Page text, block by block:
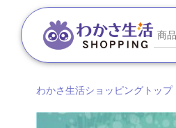
わかさ生活ショッピングトップ